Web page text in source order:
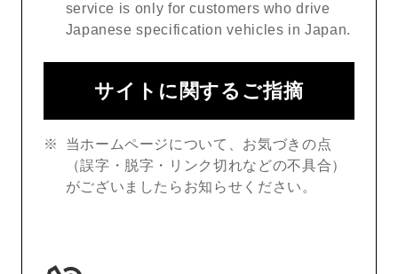
service is only for customers who drive
Japanese specification vehicles in Japan.
サイトに関するご指摘
当ホームページについて、お気づきの点
（誤字・脱字・リンク切れなどの不具合）
がございましたらお知らせください。